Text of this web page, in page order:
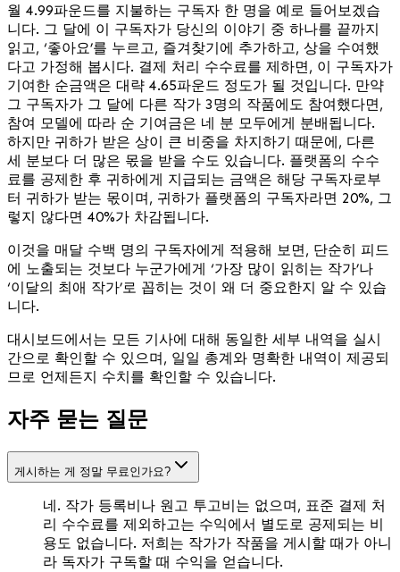
월 4.99파운드를 지불하는 구독자 한 명을 예로 들어보겠습
니다. 그 달에 이 구독자가 당신의 이야기 중 하나를 끝까지
읽고, ‘좋아요’를 누르고, 즐겨찾기에 추가하고, 상을 수여했
다고 가정해 봅시다. 결제 처리 수수료를 제하면, 이 구독자가
기여한 순금액은 대략 4.65파운드 정도가 될 것입니다. 만약
그 구독자가 그 달에 다른 작가 3명의 작품에도 참여했다면,
참여 모델에 따라 순 기여금은 네 분 모두에게 분배됩니다.
하지만 귀하가 받은 상이 큰 비중을 차지하기 때문에, 다른
세 분보다 더 많은 몫을 받을 수도 있습니다. 플랫폼의 수수
료를 공제한 후 귀하에게 지급되는 금액은 해당 구독자로부
터 귀하가 받는 몫이며, 귀하가 플랫폼의 구독자라면 20%, 그
렇지 않다면 40%가 차감됩니다.
이것을 매달 수백 명의 구독자에게 적용해 보면, 단순히 피드
에 노출되는 것보다 누군가에게 ‘가장 많이 읽히는 작가’나
‘이달의 최애 작가’로 꼽히는 것이 왜 더 중요한지 알 수 있습
니다.
대시보드에서는 모든 기사에 대해 동일한 세부 내역을 실시
간으로 확인할 수 있으며, 일일 총계와 명확한 내역이 제공되
므로 언제든지 수치를 확인할 수 있습니다.
자주 묻는 질문
게시하는 게 정말 무료인가요?
네. 작가 등록비나 원고 투고비는 없으며, 표준 결제 처
리 수수료를 제외하고는 수익에서 별도로 공제되는 비
용도 없습니다. 저희는 작가가 작품을 게시할 때가 아니
라 독자가 구독할 때 수익을 얻습니다.